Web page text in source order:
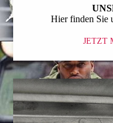
Hier finden Sie
JETZT